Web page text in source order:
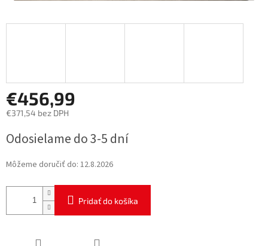
€456,99
€371,54 bez DPH
cena:
Odosielame do 3-5 dní
Môžeme doručiť do: 12.8.2026
Pridať do košíka